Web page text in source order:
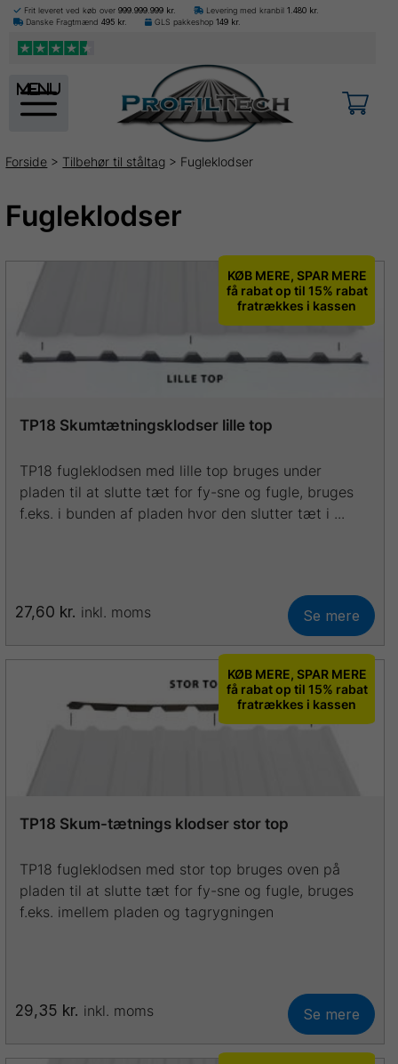
Frit leveret ved køb over 999.999.999 kr. Levering med kranbil 1.480 kr.
Danske Fragtmænd 495 kr. GLS pakkeshop 149 kr.
menu
Forside > Tilbehør til ståltag > Fugleklodser
Fugleklodser
KØB MERE, SPAR MERE
få rabat op til 15% rabat
fratrækkes i kassen
TP18 Skumtætningsklodser lille top
TP18 fugleklodsen med lille top bruges under
pladen til at slutte tæt for fy-sne og fugle, bruges
f.eks. i bunden af pladen hvor den slutter tæt i ...
27,60 kr. inkl. moms Se mere
KØB MERE, SPAR MERE
få rabat op til 15% rabat
fratrækkes i kassen
TP18 Skum-tætnings klodser stor top
TP18 fugleklodsen med stor top bruges oven på
pladen til at slutte tæt for fy-sne og fugle, bruges
f.eks. imellem pladen og tagrygningen
29,35 kr. inkl. moms Se mere